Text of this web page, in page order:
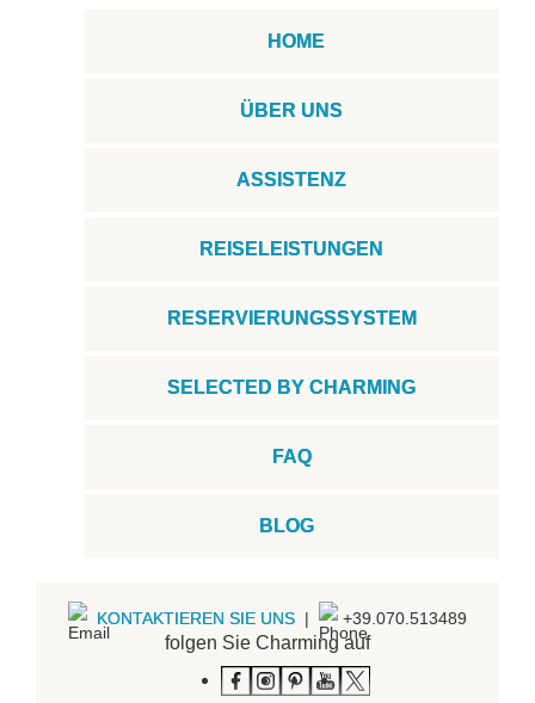
HOME
ÜBER UNS
ASSISTENZ
REISELEISTUNGEN
RESERVIERUNGSSYSTEM
SELECTED BY CHARMING
FAQ
BLOG
KONTAKTIEREN SIE UNS | +39.070.513489
folgen Sie Charming auf